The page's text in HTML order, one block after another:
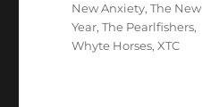
New Anxiety,The New
Year,The Pearlfishers,
Whyte Horses,XTC